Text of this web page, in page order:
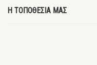
Η ΤΟΠΟΘΕΣΙΑ ΜΑΣ